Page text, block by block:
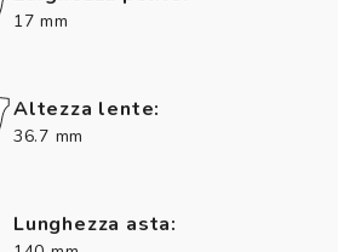
17 mm
Altezza lente:
36.7 mm
Lunghezza asta: